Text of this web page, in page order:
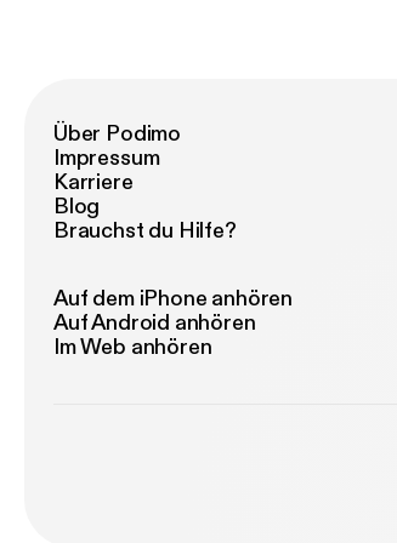
Über Podimo
Impressum
Karriere
Blog
Brauchst du Hilfe?
Auf dem iPhone anhören
Auf Android anhören
Im Web anhören